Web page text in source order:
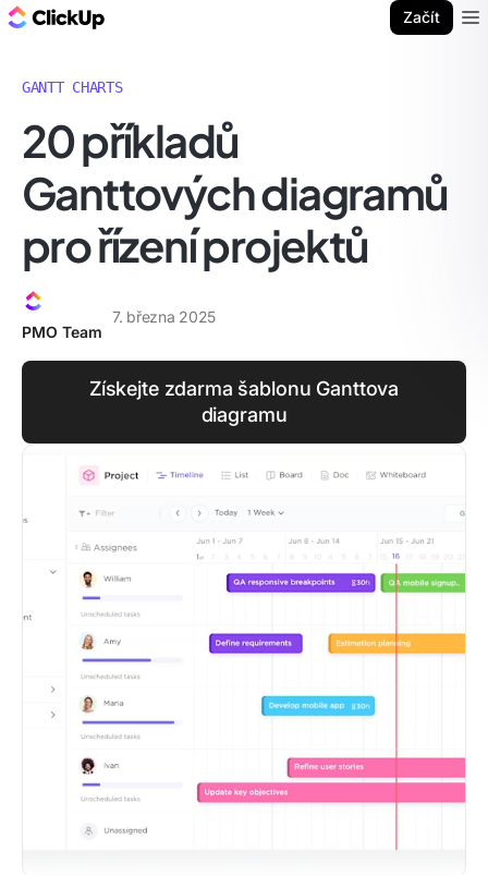
Začít
GANTT CHARTS
20 příkladů
Ganttových diagramů
pro řízení projektů
PMO Team
7. března 2025
Získejte zdarma šablonu Ganttova
diagramu